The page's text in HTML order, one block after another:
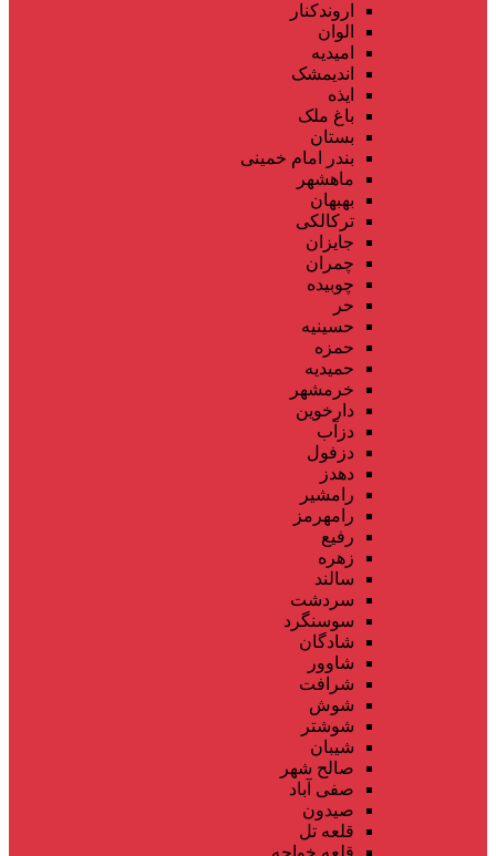
اروندکنار
الوان
امیدیه
اندیمشک
ایذه
باغ ملک
بستان
بندر امام خمینی
ماهشهر
بهبهان
ترکالکی
جایزان
چمران
چوبیده
حر
حسینیه
حمزه
حمیدیه
خرمشهر
دارخوین
دزآب
دزفول
دهدز
رامشیر
رامهرمز
رفیع
زهره
سالند
سردشت
سوسنگرد
شادگان
شاوور
شرافت
شوش
شوشتر
شیبان
صالح شهر
صفی آباد
صیدون
قلعه تل
قلعه خواجه